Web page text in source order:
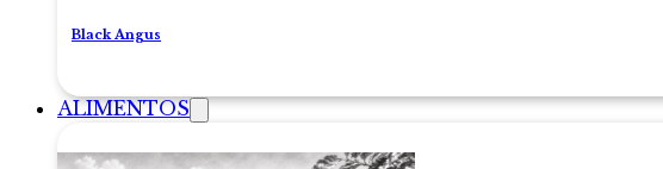
Black Angus
ALIMENTOS